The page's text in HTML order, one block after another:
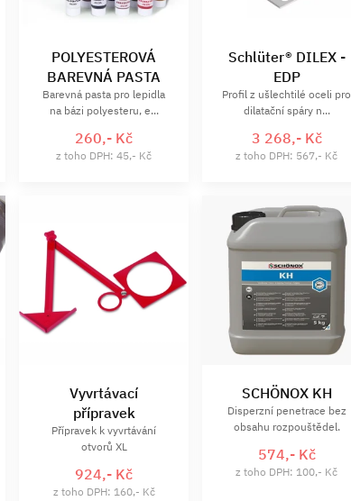
POLYESTEROVÁ
BAREVNÁ PASTA
Barevná pasta pro lepidla
na bázi polyesteru, e...
260,- Kč
z toho DPH: 45,- Kč
Schlüter® DILEX -
EDP
Profil z ušlechtilé oceli pro
dilatační spáry n...
3 268,- Kč
z toho DPH: 567,- Kč
Vyvrtávací
přípravek
Přípravek k vyvrtávání
otvorů XL
924,- Kč
z toho DPH: 160,- Kč
SCHÖNOX KH
Disperzní penetrace bez
obsahu rozpouštědel.
574,- Kč
z toho DPH: 100,- Kč